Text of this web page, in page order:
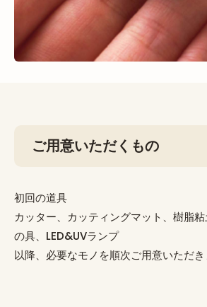
ご用意いただくもの
初回の道具
カッター、カッティングマット、樹脂
の具、LED&UVランプ
以降、必要なモノを順次ご用意いただき